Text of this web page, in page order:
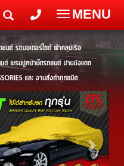
Toggle
MENU